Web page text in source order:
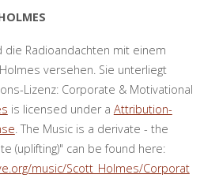
die Radioandachten mit einem
versehen. Sie unterliegt
Lizenz: Corporate & Motivational
is licensed under a Attribution-
. The Music is a derivate - the
(uplifting)" can be found here:
music/Scott_Holmes/Corporat